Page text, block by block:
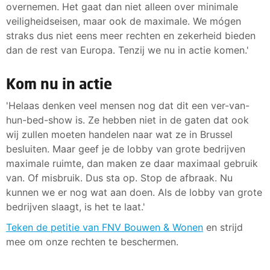
overnemen. Het gaat dan niet alleen over minimale
veiligheidseisen, maar ook de maximale. We mógen
straks dus niet eens meer rechten en zekerheid bieden
dan de rest van Europa. Tenzij we nu in actie komen.'
Kom nu in actie
'Helaas denken veel mensen nog dat dit een ver-van-
hun-bed-show is. Ze hebben niet in de gaten dat ook
wij zullen moeten handelen naar wat ze in Brussel
besluiten. Maar geef je de lobby van grote bedrijven
maximale ruimte, dan maken ze daar maximaal gebruik
van. Of misbruik. Dus sta op. Stop de afbraak. Nu
kunnen we er nog wat aan doen. Als de lobby van grote
bedrijven slaagt, is het te laat.'
Teken de petitie van FNV Bouwen & Wonen en strijd
mee om onze rechten te beschermen.